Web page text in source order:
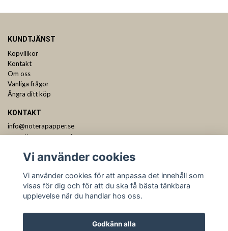
KUNDTJÄNST
Köpvillkor
Kontakt
Om oss
Vanliga frågor
Ångra ditt köp
KONTAKT
info@noterapapper.se
Vi använder cookies
Vi använder cookies för att anpassa det innehåll som
visas för dig och för att du ska få bästa tänkbara
upplevelse när du handlar hos oss.
Godkänn alla